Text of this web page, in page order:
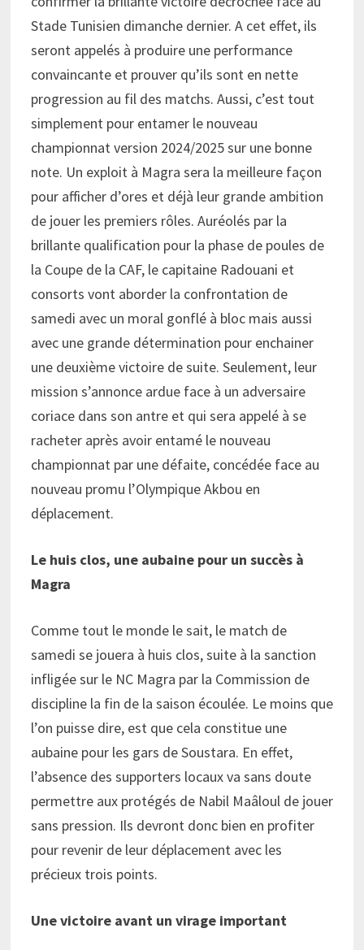
Stade Tunisien dimanche dernier. A cet effet, ils
seront appelés à produire une performance
convaincante et prouver qu’ils sont en nette
progression au fil des matchs. Aussi, c’est tout
simplement pour entamer le nouveau
championnat version 2024/2025 sur une bonne
note. Un exploit à Magra sera la meilleure façon
pour afficher d’ores et déjà leur grande ambition
de jouer les premiers rôles. Auréolés par la
brillante qualification pour la phase de poules de
la Coupe de la CAF, le capitaine Radouani et
consorts vont aborder la confrontation de
samedi avec un moral gonflé à bloc mais aussi
avec une grande détermination pour enchainer
une deuxième victoire de suite. Seulement, leur
mission s’annonce ardue face à un adversaire
coriace dans son antre et qui sera appelé à se
racheter après avoir entamé le nouveau
championnat par une défaite, concédée face au
nouveau promu l’Olympique Akbou en
déplacement.
Le huis clos, une aubaine pour un succès à
Magra
Comme tout le monde le sait, le match de
samedi se jouera à huis clos, suite à la sanction
infligée sur le NC Magra par la Commission de
discipline la fin de la saison écoulée. Le moins que
l’on puisse dire, est que cela constitue une
aubaine pour les gars de Soustara. En effet,
l’absence des supporters locaux va sans doute
permettre aux protégés de Nabil Maâloul de jouer
sans pression. Ils devront donc bien en profiter
pour revenir de leur déplacement avec les
précieux trois points.
Une victoire avant un virage important